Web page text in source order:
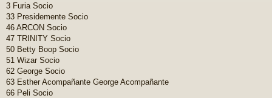
3 Furia Socio
33 Presidemente Socio
46 ARCON Socio
47 TRINITY Socio
50 Betty Boop Socio
51 Wizar Socio
62 George Socio
63 Esther Acompañante George Acompañante
66 Peli Socio